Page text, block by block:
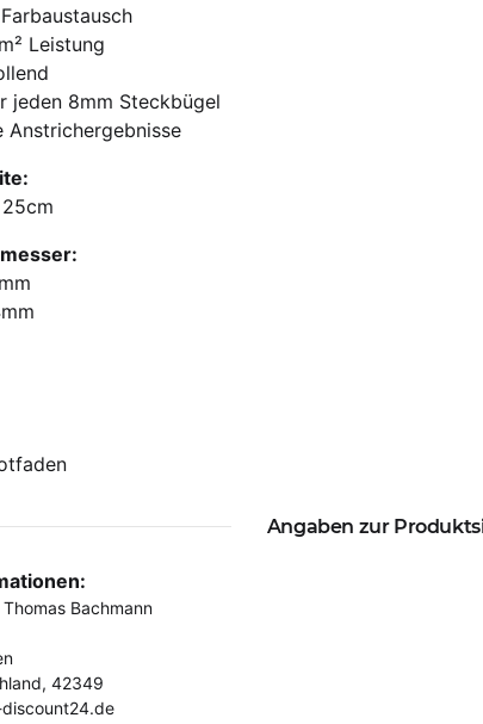
Leistung
jeden 8mm Steckbügel
Anstrichergebnisse
Angaben zur
Bachmann
42349